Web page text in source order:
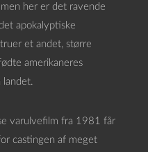
her er det ravende
apokalyptiske
et andet, større
amerikaneres
landet.
varulvefilm fra 1981 får
castingen af meget